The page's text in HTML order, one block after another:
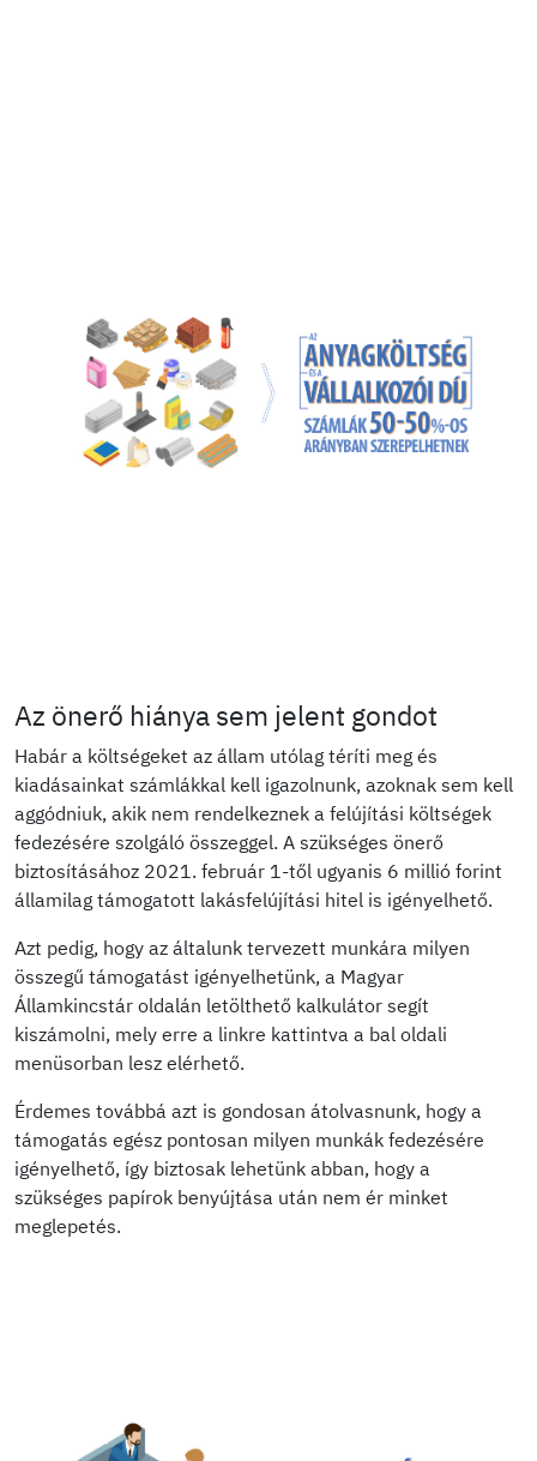
Az önerő hiánya sem jelent gondot
Habár a költségeket az állam utólag téríti meg és
kiadásainkat számlákkal kell igazolnunk, azoknak sem kell
aggódniuk, akik nem rendelkeznek a felújítási költségek
fedezésére szolgáló összeggel. A szükséges önerő
biztosításához 2021. február 1-től ugyanis 6 millió forint
államilag támogatott lakásfelújítási hitel is igényelhető.
Azt pedig, hogy az általunk tervezett munkára milyen
összegű támogatást igényelhetünk, a Magyar
Államkincstár oldalán letölthető kalkulátor segít
kiszámolni, mely erre a linkre kattintva a bal oldali
menüsorban lesz elérhető.
Érdemes továbbá azt is gondosan átolvasnunk, hogy a
támogatás egész pontosan milyen munkák fedezésére
igényelhető, így biztosak lehetünk abban, hogy a
szükséges papírok benyújtása után nem ér minket
meglepetés.